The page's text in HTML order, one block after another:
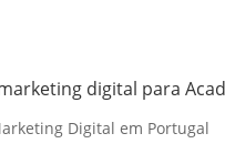
digital para
Digital em Portugal